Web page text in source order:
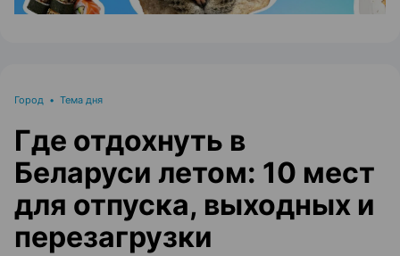
Город • Тема дня
Где отдохнуть в
Беларуси летом: 10 мест
для отпуска, выходных и
перезагрузки